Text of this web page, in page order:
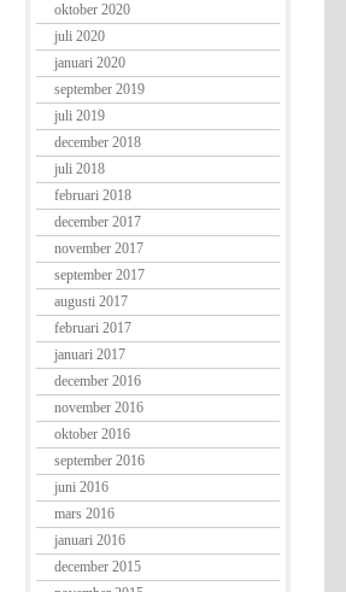
oktober 2020
juli 2020
januari 2020
september 2019
juli 2019
december 2018
juli 2018
februari 2018
december 2017
november 2017
september 2017
augusti 2017
februari 2017
januari 2017
december 2016
november 2016
oktober 2016
september 2016
juni 2016
mars 2016
januari 2016
december 2015